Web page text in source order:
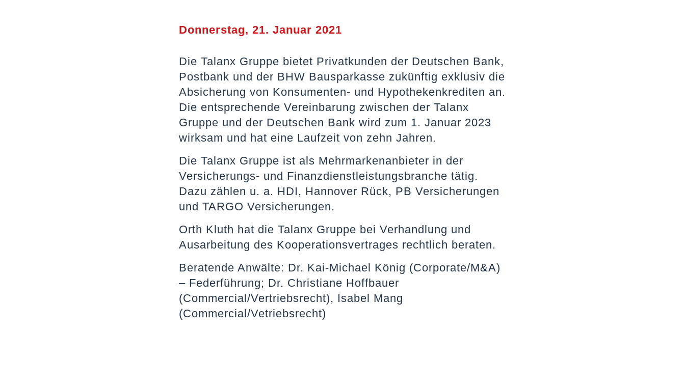
Donnerstag, 21. Januar 2021
Die Talanx Gruppe bietet Privatkunden der Deutschen Bank,
Postbank und der BHW Bausparkasse zukünftig exklusiv die
Absicherung von Konsumenten- und Hypothekenkrediten an.
Die entsprechende Vereinbarung zwischen der Talanx
Gruppe und der Deutschen Bank wird zum 1. Januar 2023
wirksam und hat eine Laufzeit von zehn Jahren.
Die Talanx Gruppe ist als Mehrmarkenanbieter in der
Versicherungs- und Finanzdienstleistungsbranche tätig.
Dazu zählen u. a. HDI, Hannover Rück, PB Versicherungen
und TARGO Versicherungen.
Orth Kluth hat die Talanx Gruppe bei Verhandlung und
Ausarbeitung des Kooperationsvertrages rechtlich beraten.
Beratende Anwälte: Dr. Kai-Michael König (Corporate/M&A)
– Federführung; Dr. Christiane Hoffbauer
(Commercial/Vertriebsrecht), Isabel Mang
(Commercial/Vetriebsrecht)